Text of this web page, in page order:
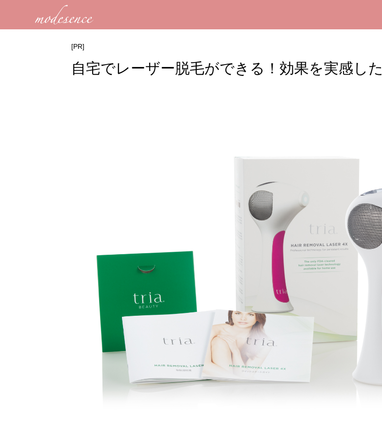
[PR]
自宅でレーザー脱毛ができる！効果を実感し